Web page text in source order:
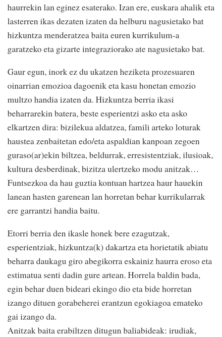
haurrekin lan eginez esaterako. Izan ere, euskara ahalik eta
lasterren ikas dezaten izaten da helburu nagusietako bat
hizkuntza menderatzea baita euren kurrikulum-a
garatzeko eta gizarte integraziorako ate nagusietako bat.
Gaur egun, inork ez du ukatzen heziketa prozesuaren
oinarrian emozioa dagoenik eta kasu honetan emozio
multzo handia izaten da. Hizkuntza berria ikasi
beharrarekin batera, beste esperientzi asko eta asko
elkartzen dira: bizilekua aldatzea, famili arteko loturak
haustea zenbaitetan edo/eta aspaldian kanpoan zegoen
guraso(ar)ekin biltzea, beldurrak, erresistentziak, ilusioak,
kultura desberdinak, bizitza ulertzeko modu anitzak…
Funtsezkoa da hau guztia kontuan hartzea haur hauekin
lanean hasten garenean lan horretan behar kurrikularrak
ere garrantzi handia baitu.
Etorri berria den ikasle honek bere ezagutzak,
esperientziak, hizkuntza(k) dakartza eta horietatik abiatu
beharra daukagu giro abegikorra eskainiz haurra eroso eta
estimatua senti dadin gure artean. Horrela baldin bada,
egin behar duen bideari ekingo dio eta bide horretan
izango dituen gorabeherei erantzun egokiagoa emateko
gai izango da.
Anitzak baita erabiltzen ditugun baliabideak: irudiak,